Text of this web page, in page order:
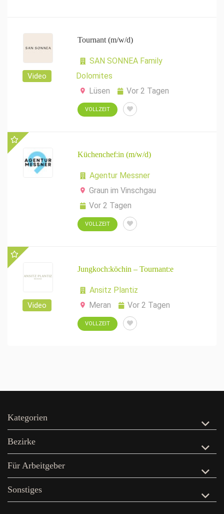
Video
Tournant (m/w/d)
SAN SONNEA Family
Dolomites
Lüsen
Vor 2 Tagen
VOLLZEIT
Küchenchef:in (m/w/d)
Agentur Messner
Graun im Vinschgau
Vor 2 Tagen
VOLLZEIT
Video
Jungkoch:köchin – Tournant:e
Ansitz Plantiz
Meran
Vor 2 Tagen
VOLLZEIT
Kategorien
Bezirke
Für Arbeitgeber
Sonstiges